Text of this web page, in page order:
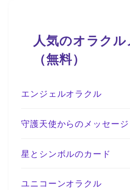
人気のオラク
（無料）
エンジェルオラクル
守護天使からのメッセージ
星とシンボルのカード
ユニコーンオラクル